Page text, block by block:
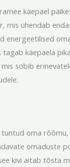
käepael
mis ühendab
energeetilised
käepaela
sobib
tuntud oma
omaduste
kivi aitab tõsta